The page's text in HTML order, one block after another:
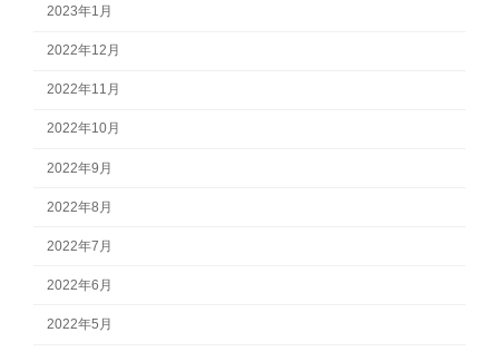
2023年1月
2022年12月
2022年11月
2022年10月
2022年9月
2022年8月
2022年7月
2022年6月
2022年5月